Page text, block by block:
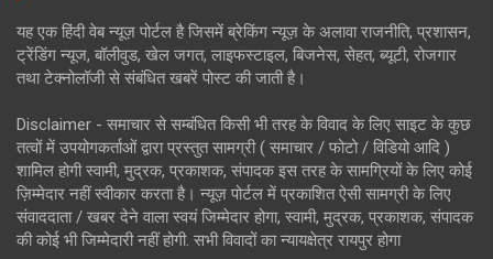
यह एक हिंदी वेब न्यूज़ पोर्टल है जिसमें ब्रेकिंग न्यूज़ के अलावा राजनीति, प्रशासन,
ट्रेंडिंग न्यूज, बॉलीवुड, खेल जगत, लाइफस्टाइल, बिजनेस, सेहत, ब्यूटी, रोजगार
तथा टेक्नोलॉजी से संबंधित खबरें पोस्ट की जाती है।
Disclaimer - समाचार से सम्बंधित किसी भी तरह के विवाद के लिए साइट के कुछ
तत्वों में उपयोगकर्ताओं द्वारा प्रस्तुत सामग्री ( समाचार / फोटो / विडियो आदि )
शामिल होगी स्वामी, मुद्रक, प्रकाशक, संपादक इस तरह के सामग्रियों के लिए कोई
ज़िम्मेदार नहीं स्वीकार करता है। न्यूज़ पोर्टल में प्रकाशित ऐसी सामग्री के लिए
संवाददाता / खबर देने वाला स्वयं जिम्मेदार होगा, स्वामी, मुद्रक, प्रकाशक, संपादक
की कोई भी जिम्मेदारी नहीं होगी. सभी विवादों का न्यायक्षेत्र रायपुर होगा